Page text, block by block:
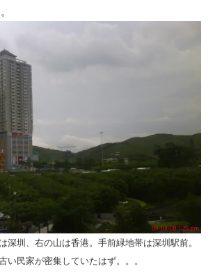
深圳、右の山は香港。手前緑地帯は深圳駅前。
い民家が密集していたはず。。。